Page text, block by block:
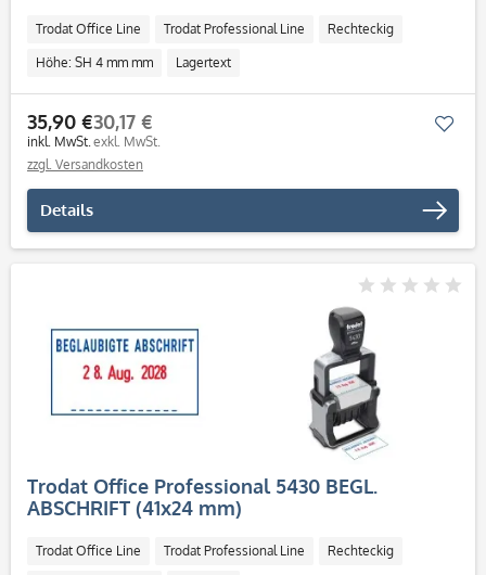
Trodat Office Line Trodat Professional Line Rechteckig
Höhe: SH 4 mm mm Lagertext
35,90 €
inkl. MwSt.
30,17 €
exkl. MwSt.
zzgl. Versandkosten
Details
Trodat Office Professional 5430 BEGL.
ABSCHRIFT (41x24 mm)
Trodat Office Line Trodat Professional Line Rechteckig